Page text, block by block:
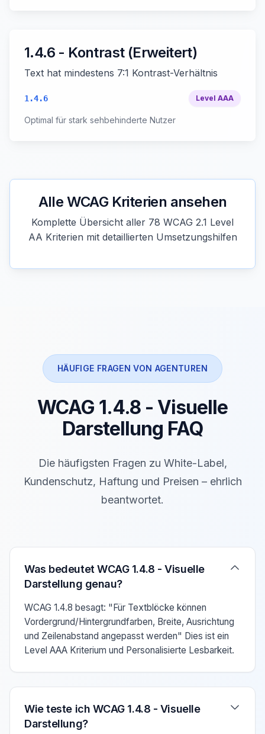
1.4.6 - Kontrast (Erweitert)
Text hat mindestens 7:1 Kontrast-Verhältnis
1.4.6 Level AAA
Optimal für stark sehbehinderte Nutzer
Alle WCAG Kriterien ansehen
Komplette Übersicht aller 78 WCAG 2.1 Level
AA Kriterien mit detaillierten Umsetzungshilfen
HÄUFIGE FRAGEN VON AGENTUREN
WCAG 1.4.8 - Visuelle
Darstellung FAQ
Die häufigsten Fragen zu White-Label,
Kundenschutz, Haftung und Preisen – ehrlich
beantwortet.
Verwenden Sie die Pfeiltasten Auf/Ab um zwischen
Was bedeutet WCAG 1.4.8 - Visuelle
Darstellung genau?
WCAG 1.4.8 besagt: "Für Textblöcke können
Vordergrund/Hintergrundfarben, Breite, Ausrichtung
und Zeilenabstand angepasst werden" Dies ist ein
Level AAA Kriterium und Personalisierte Lesbarkeit.
Wie teste ich WCAG 1.4.8 - Visuelle
Darstellung?